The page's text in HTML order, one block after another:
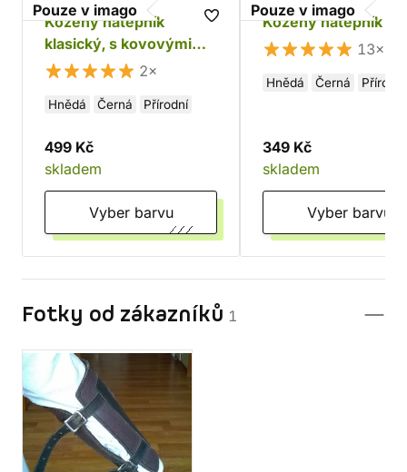
Pouze v imago
Kožený nátepník
klasický, s kovovými
dírkami
2×
Hnědá Černá Přírodní
499 Kč
skladem
Vyber barvu
Pouze v imago
Kožený nátepník
13×
Hnědá Černá Přírodní
349 Kč
skladem
Vyber barvu
Fotky od zákazníků 1